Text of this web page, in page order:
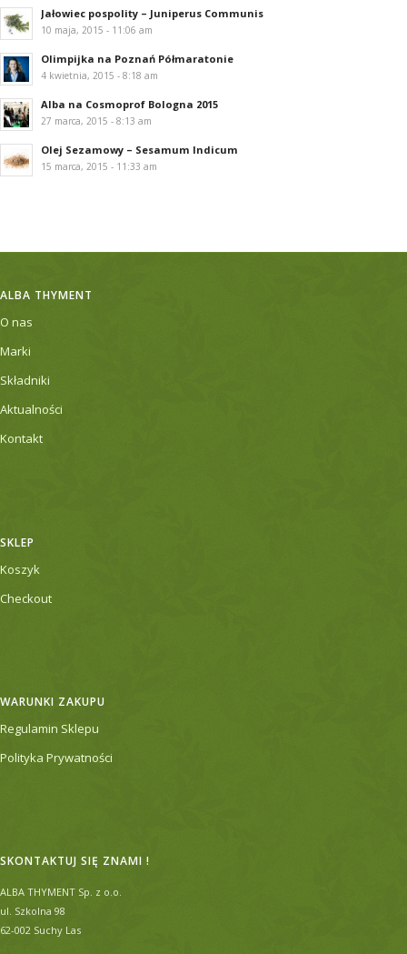
Jałowiec pospolity – Juniperus Communis
10 maja, 2015 - 11:06 am
Olimpijka na Poznań Półmaratonie
4 kwietnia, 2015 - 8:18 am
Alba na Cosmoprof Bologna 2015
27 marca, 2015 - 8:13 am
Olej Sezamowy – Sesamum Indicum
15 marca, 2015 - 11:33 am
ALBA THYMENT
O nas
Marki
Składniki
Aktualności
Kontakt
SKLEP
Koszyk
Checkout
WARUNKI ZAKUPU
Regulamin Sklepu
Polityka Prywatności
SKONTAKTUJ SIĘ ZNAMI !
ALBA THYMENT Sp. z o.o.
ul. Szkolna 98
62-002 Suchy Las